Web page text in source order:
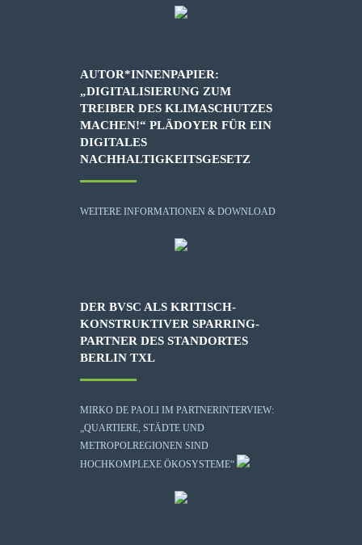
AUTOR*INNENPAPIER:
„DIGITALISIERUNG ZUM
TREIBER DES KLIMASCHUTZES
MACHEN!“ PLÄDOYER FÜR EIN
DIGITALES
NACHHALTIGKEITSGESETZ
WEITERE INFORMATIONEN & DOWNLOAD
DER BVSC ALS KRITISCH-
KONSTRUKTIVER SPARRING-
PARTNER DES STANDORTES
BERLIN TXL
MIRKO DE PAOLI IM PARTNERINTERVIEW:
„QUARTIERE, STÄDTE UND
METROPOLREGIONEN SIND
HOCHKOMPLEXE ÖKOSYSTEME“